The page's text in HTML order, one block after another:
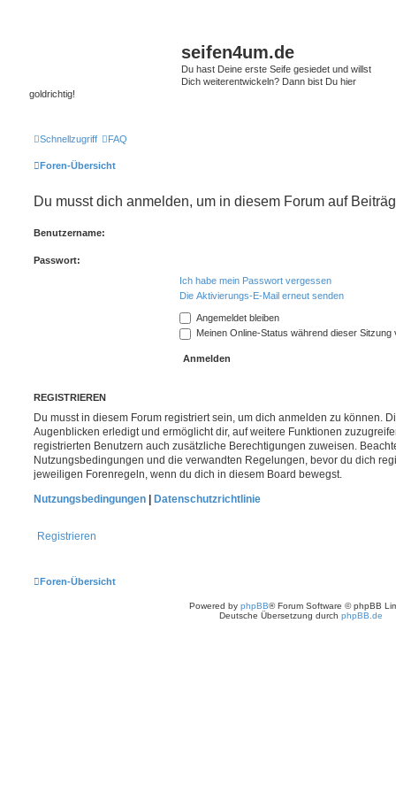
seifen4um.de
Du hast Deine erste Seife gesiedet und willst
Dich weiterentwickeln? Dann bist Du hier
goldrichtig!
Schnellzugriff FAQ
Foren-Übersicht
Du musst dich anmelden, um in diesem Forum auf
Benutzername:
Passwort:
Ich habe mein Passwort vergessen
Die Aktivierungs-E-Mail erneut senden
Angemeldet bleiben
Meinen Online-Status während dieser Sitzung
REGISTRIEREN
Du musst in diesem Forum registriert sein, um dich anmelden zu können.
Augenblicken erledigt und ermöglicht dir, auf weitere Funktionen
registrierten Benutzern auch zusätzliche Berechtigungen zuweisen.
Nutzungsbedingungen und die verwandten Regelungen, bevor du dich
jeweiligen Forenregeln, wenn du dich in diesem Board bewegst.
Nutzungsbedingungen
Datenschutzrichtlinie
Registrieren
Foren-Übersicht
Powered by phpBB® Forum Software © phpBB
Deutsche Übersetzung durch phpBB.de